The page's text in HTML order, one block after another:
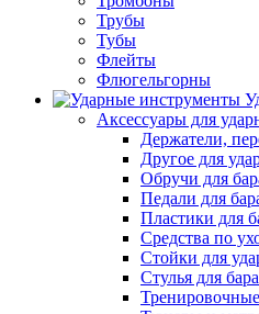
Трубы
Тубы
Флейты
Флюгельгорны
Аксессуары для
Держатели,
Другое для
Обручи для
Педали для
Пластики для
Средства по
Стойки для
Стулья для